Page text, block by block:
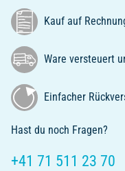
Kauf auf
Ware versteuert
Einfacher
Hast du noch Fragen?
+41 71 511 23 70